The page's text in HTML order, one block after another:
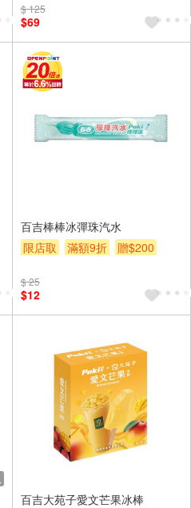
$ 125
$69
百吉棒棒冰彈珠汽水
限店取
滿額9折 贈$200
$ 25
$12
百吉大苑子愛文芒果冰棒